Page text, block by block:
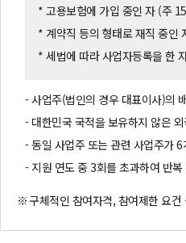
* 고용보험에 가입 중인 자 (주
* 계약직 등의 형태로 재직 중인
* 세법에 따라 사업자등록을 한
- 사업주(법인의 경우 대표이사)의
- 대한민국 국적을 보유하지 않은 외
- 동일 사업주 또는 관련 사업주가
- 지원 연도 중 3회를 초과하여 반
구체적인 참여자격, 참여제한 요